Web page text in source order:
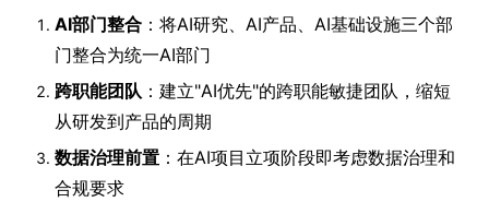
AI部门整合 ：将AI研究、AI产品、AI基础设施三个部
门整合为统一AI部门
跨职能团队 ：建立"AI优先"的跨职能敏捷团队，缩短
从研发到产品的周期
数据治理前置 ：在AI项目立项阶段即考虑数据治理和
合规要求